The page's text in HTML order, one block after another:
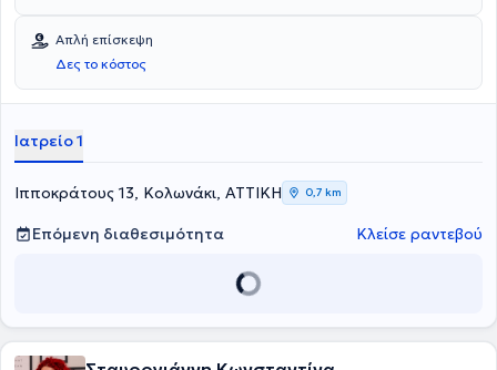
Απλή επίσκεψη
Δες το κόστος
Ιατρείο 1
Ιπποκράτους 13, Κολωνάκι, ΑΤΤΙΚΗ 0,7 km
Επόμενη διαθεσιμότητα Κλείσε ραντεβού